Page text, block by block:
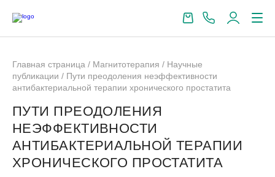
Главная страница / Магнитотерапия / Научные
публикации / Пути преодоления неэффективности
антибактериальной терапии хронического простатита
ПУТИ ПРЕОДОЛЕНИЯ
НЕЭФФЕКТИВНОСТИ
АНТИБАКТЕРИАЛЬНОЙ ТЕРАПИИ
ХРОНИЧЕСКОГО ПРОСТАТИТА